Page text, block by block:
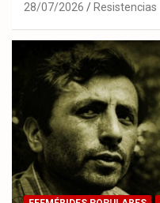
28/07/2026 Resistencias